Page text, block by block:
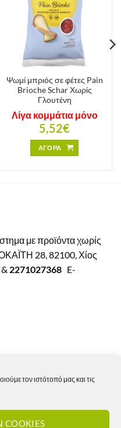
τον ιστότοπό μας και τις
Ψωμί μπριός σε φέτες Pain
Brioche Schar Χωρίς
Γλουτένη
Λίγα κομμάτια μόνο
5,52€
ΑΓΟΡΑ
με προϊόντα χωρίς
28, 82100, Χίος
& 2271027368 E-